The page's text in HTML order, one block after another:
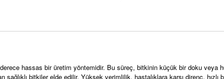
hassas bir üretim yöntemidir. Bu süreç, bitkinin küçük bir doku veya
bitkiler elde edilir. Yüksek verimlilik, hastalıklara karşı direnç,